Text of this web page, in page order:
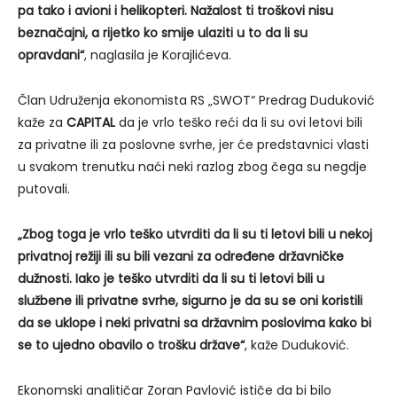
pa tako i avioni i helikopteri. Nažalost ti troškovi nisu
beznačajni, a rijetko ko smije ulaziti u to da li su
opravdani“, naglasila je Korajlićeva.
Član Udruženja ekonomista RS „SWOT“ Predrag Duduković
kaže za CAPITAL da je vrlo teško reći da li su ovi letovi bili
za privatne ili za poslovne svrhe, jer će predstavnici vlasti
u svakom trenutku naći neki razlog zbog čega su negdje
putovali.
„Zbog toga je vrlo teško utvrditi da li su ti letovi bili u nekoj
privatnoj režiji ili su bili vezani za određene državničke
dužnosti. Iako je teško utvrditi da li su ti letovi bili u
službene ili privatne svrhe, sigurno je da su se oni koristili
da se uklope i neki privatni sa državnim poslovima kako bi
se to ujedno obavilo o trošku države“, kaže Duduković.
Ekonomski analitičar Zoran Pavlović ističe da bi bilo